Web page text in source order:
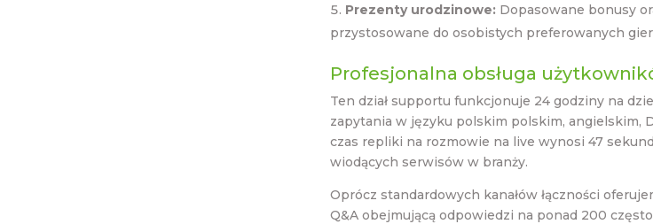
Prezenty urodzinowe: Dopasowane bonusy
przystosowane do osobistych preferowanych gier
Profesjonalna obsługa
Ten dział supportu funkcjonuje 24 godziny na
zapytania w języku polskim polskim, angielskim,
czas repliki na rozmowie na live wynosi 47
wiodących serwisów w branży.
Oprócz standardowych kanałów łączności
Q&A obejmującą odpowiedzi na ponad 200